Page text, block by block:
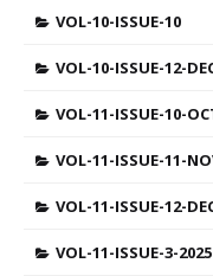
VOL-10-ISSUE-10
VOL-10-ISSUE-12-
VOL-11-ISSUE-10-
VOL-11-ISSUE-11-
VOL-11-ISSUE-12-
VOL-11-ISSUE-3-2025